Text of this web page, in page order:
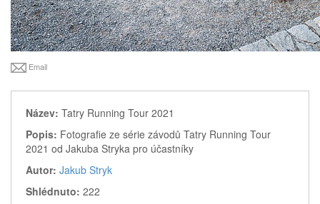
Email
Název: Tatry Running Tour 2021
Popis: Fotografie ze série závodů Tatry Running Tour
2021 od Jakuba Stryka pro účastníky
Autor: Jakub Stryk
Shlédnuto: 222